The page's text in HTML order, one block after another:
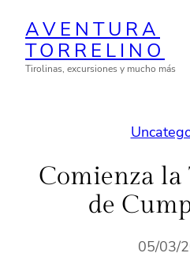
contenido
AVENTURA
TORRELINO
Tirolinas, excursiones y mucho más
Comienza la
de
05/03/